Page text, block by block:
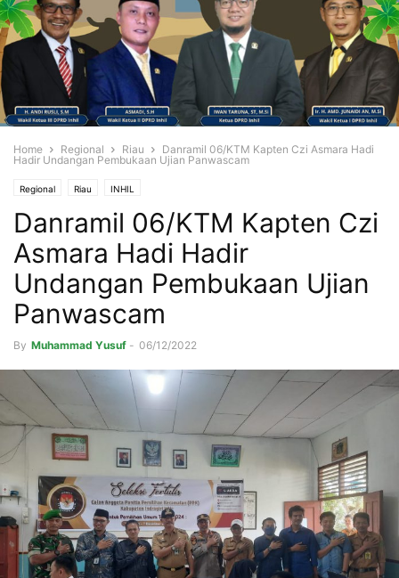
Home Regional Riau
Danramil 06/KTM Kapten Czi Asmara Hadi
Hadir Undangan Pembukaan Ujian Panwascam
Regional Riau INHIL
Danramil 06/KTM Kapten Czi
Asmara Hadi Hadir
Undangan Pembukaan Ujian
Panwascam
By Muhammad Yusuf - 06/12/2022